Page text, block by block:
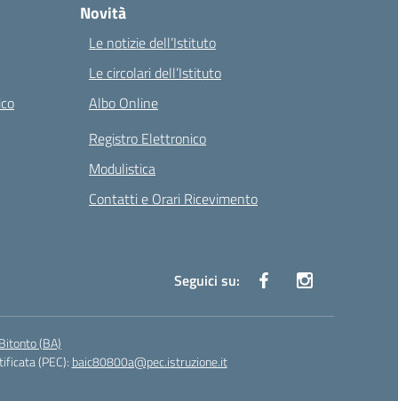
Novità
Le notizie dell’Istituto
Le circolari dell’Istituto
Albo Online
Registro Elettronico
Modulistica
Contatti e Orari Ricevimento
Seguici su:
(BA)
(PEC): baic80800a@pec.istruzione.it